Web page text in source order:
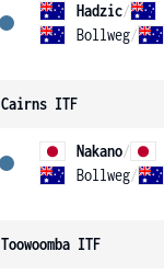
Hadzic/
Bollweg/
Cairns ITF
Nakano/
Bollweg/
Toowoomba ITF